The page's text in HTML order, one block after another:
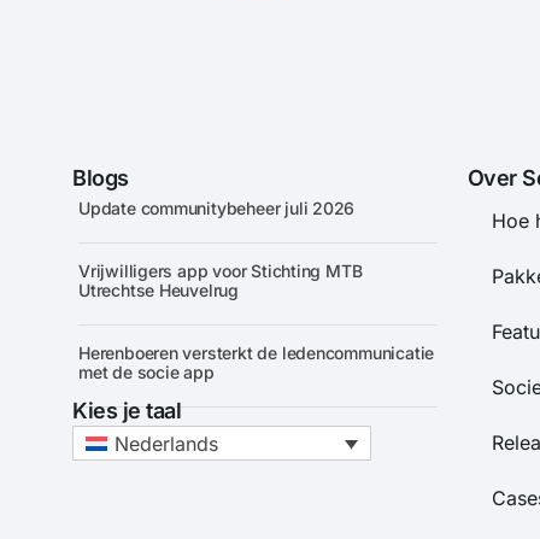
Blogs
Update communitybeheer juli 2026
Vrijwilligers app voor Stichting MTB
Utrechtse Heuvelrug
Herenboeren versterkt de ledencommunicatie
met de socie app
Kies je taal
Nederlands
Over
Hoe